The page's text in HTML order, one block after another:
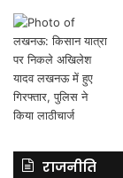
राजनीति